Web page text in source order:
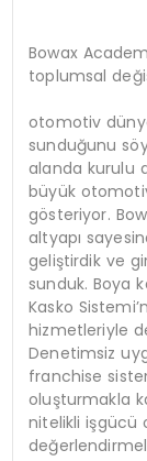
Bowax
toplumsal
otomotiv
sunduğunu
alanda kurulu
büyük
gösteriyor.
altyapı
geliştirdik ve
sunduk. Boya
Kasko
hizmetleriyle
Denetimsiz
franchise
oluşturmakla
nitelikli işgücü